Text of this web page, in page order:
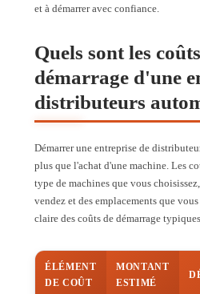
et à démarrer avec confiance.
Quels sont les
démarrage d'une
distributeurs
Démarrer une entreprise de
plus que l'achat d'une machine. Les
type de machines que vous
vendez et des emplacements que
claire des coûts de démarrage
ÉLÉMENT
DE COÛT
MONTANT
ESTIMÉ